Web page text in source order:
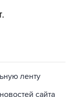
сайта